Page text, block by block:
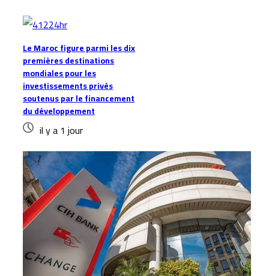
Le Maroc figure parmi les dix
premières destinations
mondiales pour les
investissements privés
soutenus par le financement
du développement
il y a 1 jour